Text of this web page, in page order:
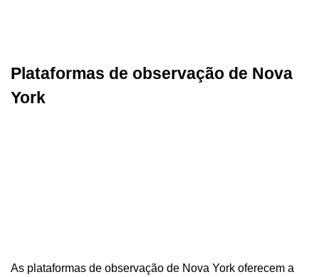
Plataformas de observação de Nova
York
As plataformas de observação de Nova York oferecem a